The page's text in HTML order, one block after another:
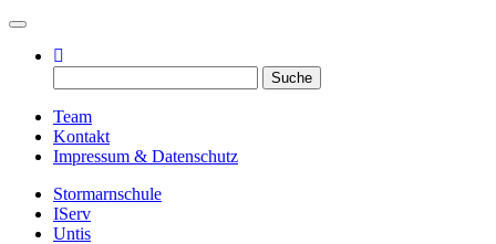
Toggle navigation
nach:
Team
Kontakt
Impressum & Datenschutz
Stormarnschule
IServ
Untis